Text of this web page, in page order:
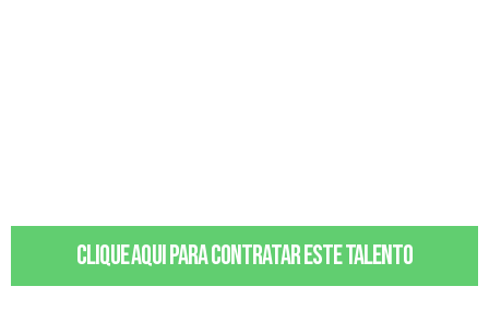
Clique aqui para contratar este talento